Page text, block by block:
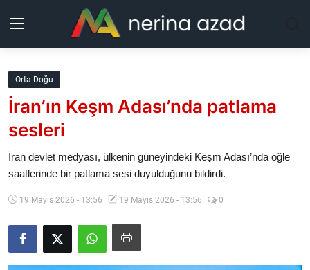
Kurdistan
Bölgeler
Güncel
Makaleler
Orta Doğu
İran’ın Keşm Adası’nda patlama
sesleri
İran devlet medyası, ülkenin güneyindeki Keşm Adası’nda öğle
saatlerinde bir patlama sesi duyulduğunu bildirdi.
19 Mayıs 2026 - 13:56 19 Mayıs 2026 - 13:56 0